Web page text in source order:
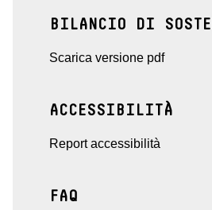
BILANCIO DI
Scarica versione pdf
ACCESSIBILITÀ
Report accessibilità
FAQ